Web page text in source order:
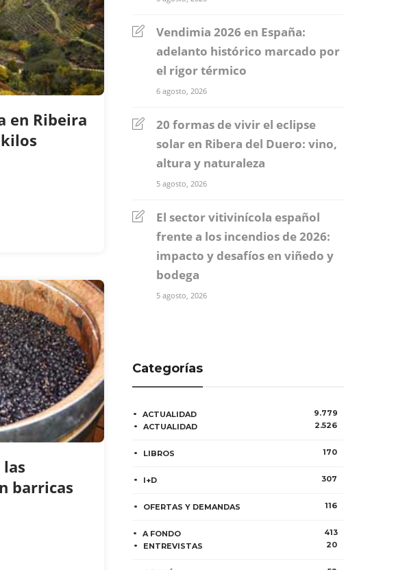
en Ribeira
barricas
Vendimia 2026 en España:
adelanto histórico marcado por
el rigor térmico
6 agosto, 2026
20 formas de vivir el eclipse
solar en Ribera del Duero: vino,
altura y naturaleza
5 agosto, 2026
El sector vitivinícola español
frente a los incendios de 2026:
impacto y desafíos en viñedo y
bodega
5 agosto, 2026
Categorías
ACTUALIDAD
9.779
ACTUALIDAD
2.526
LIBROS 170
I+D 307
OFERTAS Y DEMANDAS 116
A FONDO
413
ENTREVISTAS
20